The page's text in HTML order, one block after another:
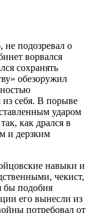
не подозревал о
ворвался
сохранять
обезоружил
себя. В порыве
ударом
как дрался в
и дерзким
навыки и
чекист,
бы подобия
его вынесли из
потребовал от